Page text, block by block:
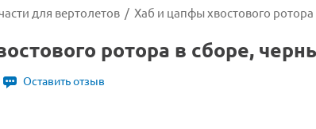
для вертолетов / Хаб и цапфы хвостового ротора
ротора в сборе,
Оставить отзыв